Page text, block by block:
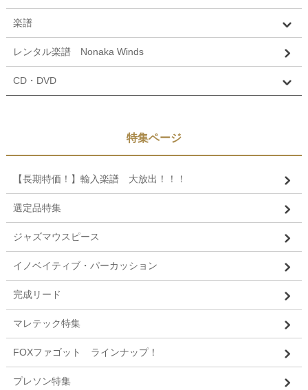
楽譜
レンタル楽譜 Nonaka Winds
CD・DVD
特集ページ
【長期特価！】輸入楽譜 大放出！！！
選定品特集
ジャズマウスピース
イノベイティブ・パーカッション
完成リード
マレテック特集
FOXファゴット ラインナップ！
プレソン特集